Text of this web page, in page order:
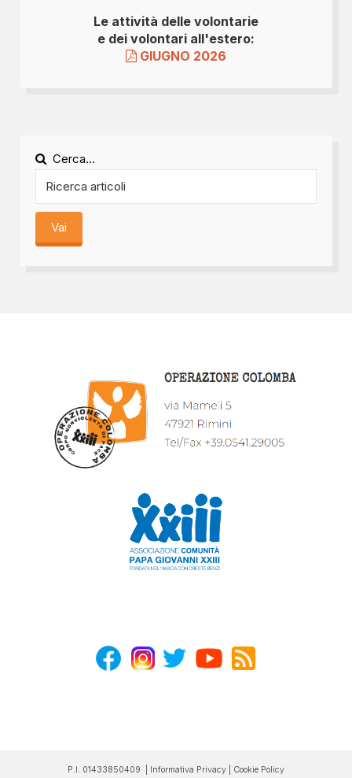
Le attività delle volontarie
e dei volontari all'estero:
GIUGNO 2026
Cerca...
Vai
P.I. 01433850409 | Informativa Privacy| Cookie Policy